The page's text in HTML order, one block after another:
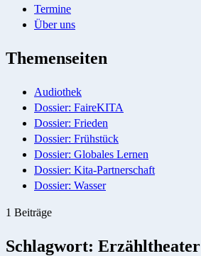
Termine
Über uns
Themenseiten
Audiothek
Dossier: FaireKITA
Dossier: Frieden
Dossier: Frühstück
Dossier: Globales Lernen
Dossier: Kita-Partnerschaft
Dossier: Wasser
1 Beiträge
Schlagwort: Erzähltheater